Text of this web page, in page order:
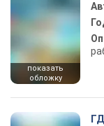
показать
обложку